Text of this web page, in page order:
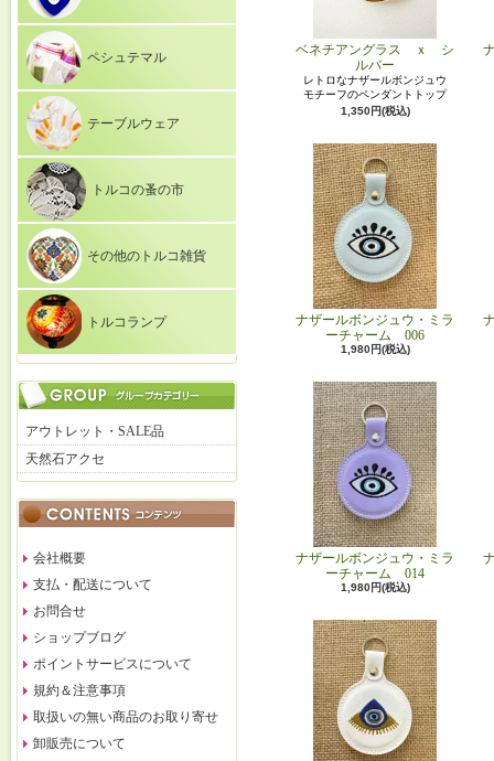
ペシュテマル
テーブルウェア
トルコの蚤の市
その他のトルコ雑貨
トルコランプ
アウトレット・SALE品
天然石アクセ
会社概要
支払・配送について
お問合せ
ショップブログ
ポイントサービスについて
規約＆注意事項
取扱いの無い商品のお取り寄せ
卸販売について
ベネチアングラス ｘ シ
ルバー
レトロなナザールボンジュウ
モチーフのペンダントトップ
1,350円(税込)
ナザールボンジュウ・ミラ
ーチャーム 006
1,980円(税込)
ナザールボンジュウ・ミラ
ーチャーム 014
1,980円(税込)